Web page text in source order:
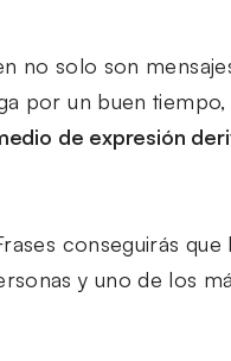
no solo son
por un buen
de expresión
conseguirás que
y uno de los